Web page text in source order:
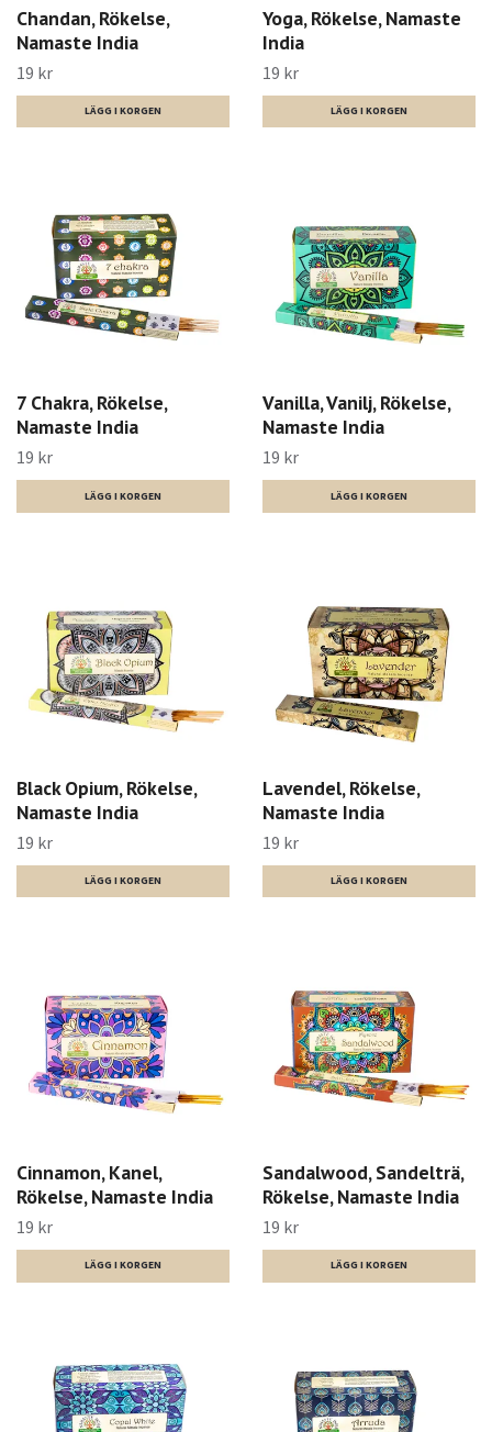
Chandan, Rökelse,
Namaste India
19 kr
Yoga, Rökelse, Namaste
India
19 kr
7 Chakra, Rökelse,
Namaste India
19 kr
Vanilla, Vanilj, Rökelse,
Namaste India
19 kr
Black Opium, Rökelse,
Namaste India
19 kr
Lavendel, Rökelse,
Namaste India
19 kr
Cinnamon, Kanel,
Rökelse, Namaste India
19 kr
Sandalwood, Sandelträ,
Rökelse, Namaste India
19 kr